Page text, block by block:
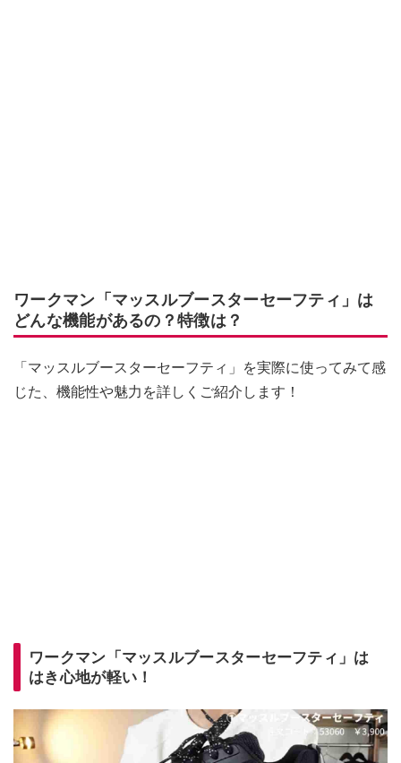
ワークマン「マッスルブースターセーフティ」は
どんな機能があるの？特徴は？
「マッスルブースターセーフティ」を実際に使ってみて感
じた、機能性や魅力を詳しくご紹介します！
ワークマン「マッスルブースターセーフティ」は
はき心地が軽い！